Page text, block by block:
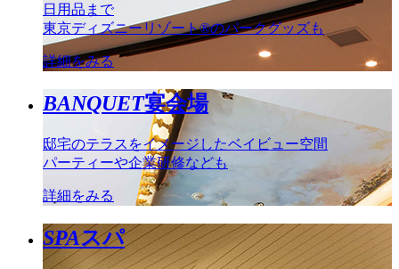
日用品まで
東京ディズニーリゾート®のパークグッズも
詳細をみる
BANQUET宴会場
邸宅のテラスをイメージしたベイビュー空間
パーティーや企業研修なども
詳細をみる
SPAスパ